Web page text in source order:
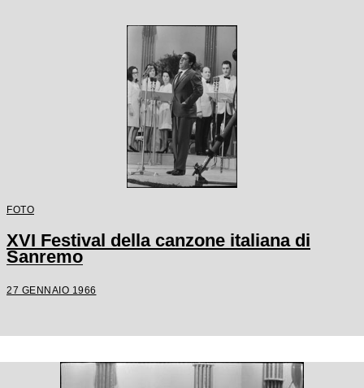
FOTO
XVI Festival della canzone italiana di
Sanremo
27 GENNAIO 1966